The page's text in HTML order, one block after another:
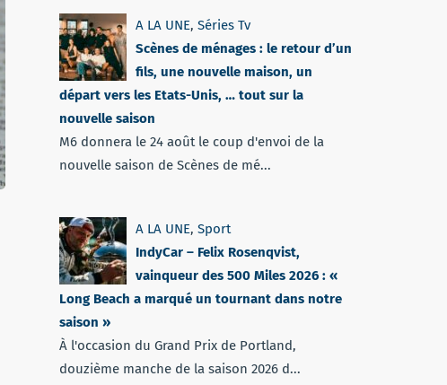
A LA UNE, Séries Tv
Scènes de ménages : le retour d’un
fils, une nouvelle maison, un
départ vers les Etats-Unis, … tout sur la
nouvelle saison
M6 donnera le 24 août le coup d'envoi de la
nouvelle saison de Scènes de mé...
A LA UNE, Sport
IndyCar – Felix Rosenqvist,
vainqueur des 500 Miles 2026 : «
Long Beach a marqué un tournant dans notre
saison »
À l'occasion du Grand Prix de Portland,
douzième manche de la saison 2026 d...